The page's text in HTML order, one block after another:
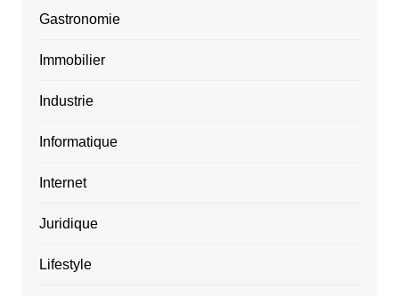
Gastronomie
Immobilier
Industrie
Informatique
Internet
Juridique
Lifestyle